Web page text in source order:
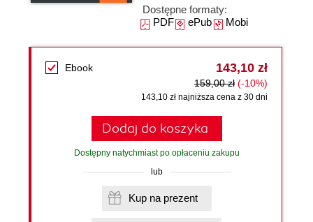
Dostępne formaty:
PDFePubMobi
Ebook 143,10 zł
159,00 zł (-10%)
143,10 zł najniższa cena z 30 dni
Dodaj do koszyka
Dostępny natychmiast po opłaceniu zakupu
lub
Kup na prezent